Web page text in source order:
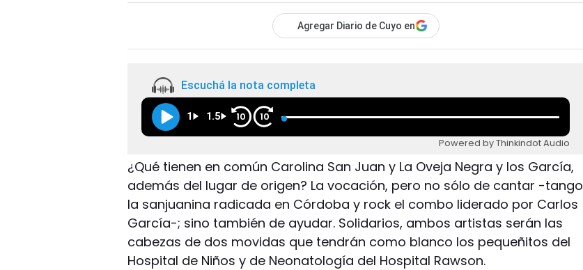
Agregar Diario de Cuyo en
Escuchá la nota completa
1 1.5 10 10
Powered by Thinkindot Audio
¿Qué tienen en común Carolina San Juan y La Oveja Negra y los García,
además del lugar de origen? La vocación, pero no sólo de cantar -tango
la sanjuanina radicada en Córdoba y rock el combo liderado por Carlos
García-; sino también de ayudar. Solidarios, ambos artistas serán las
cabezas de dos movidas que tendrán como blanco los pequeñitos del
Hospital de Niños y de Neonatología del Hospital Rawson.